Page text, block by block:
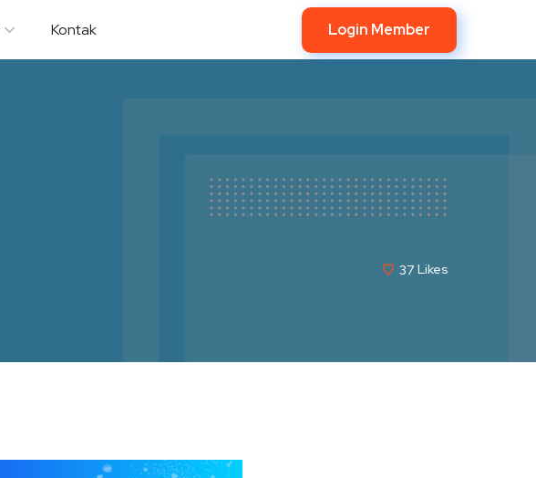
Kontak Login Member
37 Likes